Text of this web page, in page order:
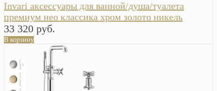
Invari аксессуары для ванной/душа/туалета
премиум нео классика хром золото никель
33 320 руб.
В корзину